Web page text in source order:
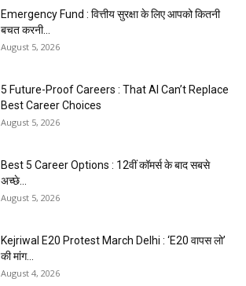
Emergency Fund : वित्तीय सुरक्षा के लिए आपको कितनी
बचत करनी...
August 5, 2026
5 Future-Proof Careers : That AI Can’t Replace
Best Career Choices
August 5, 2026
Best 5 Career Options : 12वीं कॉमर्स के बाद सबसे
अच्छे...
August 5, 2026
Kejriwal E20 Protest March Delhi : ‘E20 वापस लो’
की मांग...
August 4, 2026